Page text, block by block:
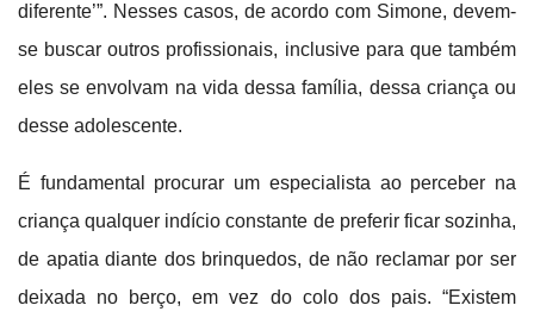
diferente’”. Nesses casos, de acordo com Simone, devem-
se buscar outros profissionais, inclusive para que também
eles se envolvam na vida dessa família, dessa criança ou
desse adolescente.
É fundamental procurar um especialista ao perceber na
criança qualquer indício constante de preferir ficar sozinha,
de apatia diante dos brinquedos, de não reclamar por ser
deixada no berço, em vez do colo dos pais. “Existem